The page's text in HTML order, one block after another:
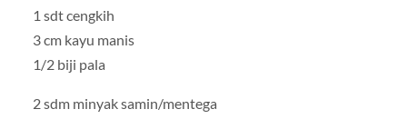
1 sdt cengkih
3 cm kayu manis
1/2 biji pala
2 sdm minyak samin/mentega